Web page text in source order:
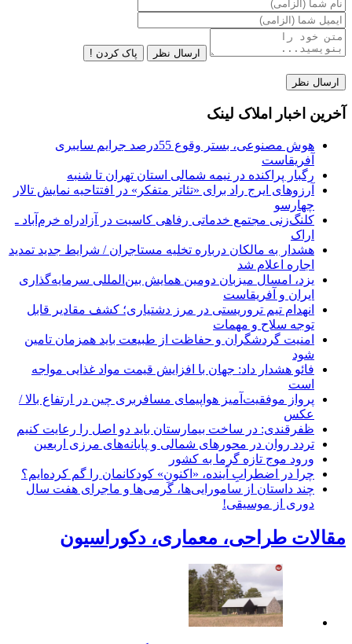
ارسال نظر پاک کردن !
آخرین اخبار املاک لینک
هوش مصنوعی، بستر وقوع 55درصد جرایم سایبری
آفریقاست
رگبار پراکنده در نیمه شمالی استان تهران تا شنبه
آرزوهای ایرج راد برای «تئاتر متفکر» در افتتاحیه نمایش تالار
چهارسو
کلنگ‌زنی مجتمع خدماتی رفاهی کاسیت در آزادراه خرم‌آباد ـ
اراک
هشدار به مالکان درباره تخلیه مستاجران / شرایط جدید تمدید
اجاره اعلام شد
یزد، امسال میزبان دومین همایش بین‌المللی سرمایه‌گذاری
ایران و آفریقاست
انهدام تیم تروریستی در مرز دشتیاری؛ کشف مقادیر قابل
توجه سلاح و مهمات
امنیت گردشگران و حفاظت از طبیعت باید همزمان تامین
شود
فائو هشدار داد: جهان با افزایش قیمت مواد غذایی مواجه
است
پرواز موفقیت‌آمیز هواپیمای مسافربری چین در ارتفاع بالا /
عکس
ظفرقندی: در ساخت بیمارستان باید دو اصل را رعایت کنیم
تردد روان در محورهای شمالی و پایانه‌های مرزی اربعین
ورود موج تازه گرما به کشور
چرا در اضطرابِ آینده، «اکنونِ» کودکانمان را گم کرده‌ایم؟
چند داستان از سامورایی‌ها، گرمی‌ها و ماجرای هفت سال
دوری از موسیقی!
مقالات طراحی، معماری، دکوراسیون